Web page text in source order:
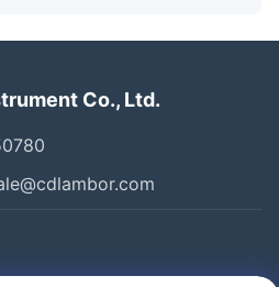
Co., Ltd.